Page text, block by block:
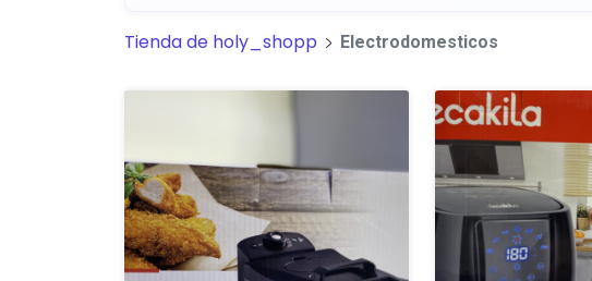
Tienda de holy_shopp Electrodomesticos